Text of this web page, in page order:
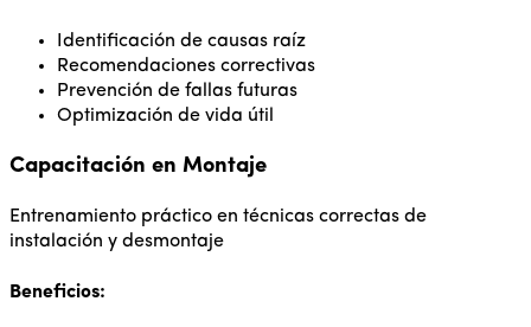
Identificación de causas raíz
Recomendaciones correctivas
Prevención de fallas futuras
Optimización de vida útil
Capacitación en Montaje
Entrenamiento práctico en técnicas correctas de
instalación y desmontaje
Beneficios: